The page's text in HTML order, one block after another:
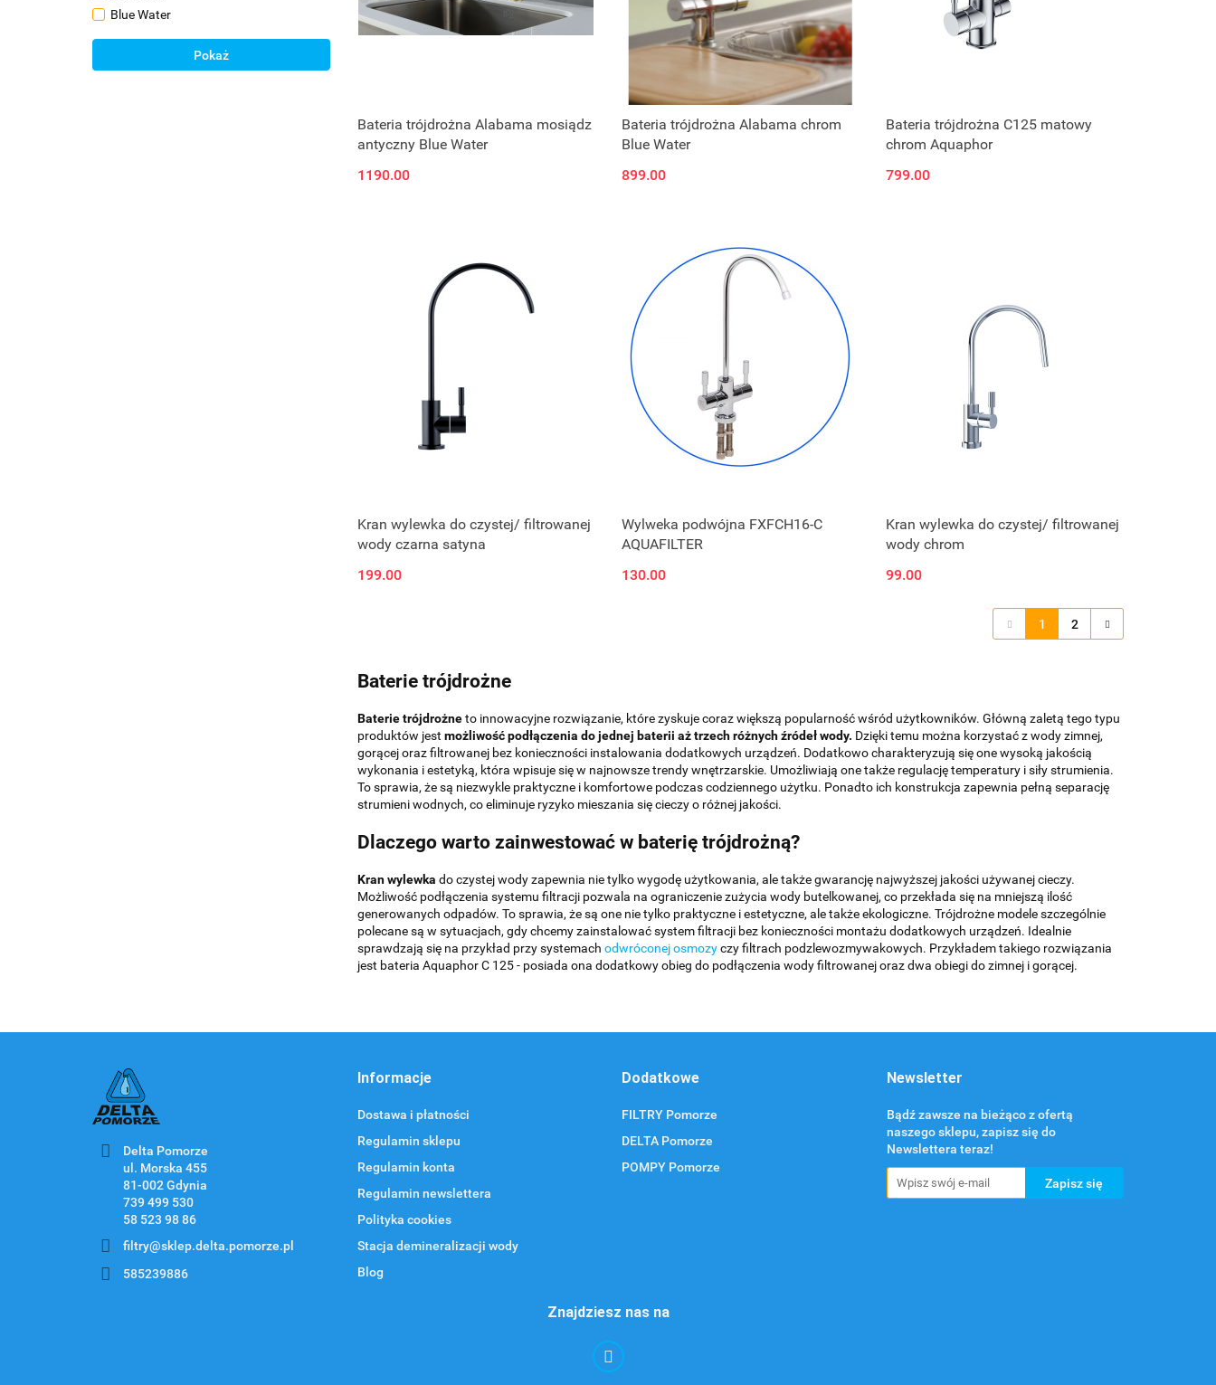
Blue Water
Pokaż
Zapytaj o cenę
Bateria trójdrożna Alabama mosiądz
antyczny Blue Water
1190.00
Zapytaj o cenę
Bateria trójdrożna Alabama chrom
Blue Water
899.00
Bateria trójdrożna C125 matowy
chrom Aquaphor
799.00
Kran wylewka do czystej/ filtrowanej
wody czarna satyna
199.00
Wylweka podwójna FXFCH16-C
AQUAFILTER
130.00
Kran wylewka do czystej/ filtrowanej
wody chrom
99.00
1 2
Baterie trójdrożne
Baterie trójdrożneto innowacyjne rozwiązanie, które zyskuje coraz większą popularność wśród użytkowników. Główną zaletą tego typu
produktów jest możliwość podłączenia do jednej baterii aż trzech różnych źródeł wody. Dzięki temu można korzystać z wody zimnej,
gorącej oraz filtrowanej bez konieczności instalowania dodatkowych urządzeń. Dodatkowo charakteryzują się one wysoką jakością
wykonania i estetyką, która wpisuje się w najnowsze trendy wnętrzarskie. Umożliwiają one także regulację temperatury i siły strumienia.
To sprawia, że są niezwykle praktyczne i komfortowe podczas codziennego użytku. Ponadto ich konstrukcja zapewnia pełną separację
strumieni wodnych, co eliminuje ryzyko mieszania się cieczy o różnej jakości.
Dlaczego warto zainwestować w baterię trójdrożną?
Kran wylewka do czystej wody zapewnia nie tylko wygodę użytkowania, ale także gwarancję najwyższej jakości używanej cieczy.
Możliwość podłączenia systemu filtracji pozwala na ograniczenie zużycia wody butelkowanej, co przekłada się na mniejszą ilość
generowanych odpadów. To sprawia, że są one nie tylko praktyczne i estetyczne, ale także ekologiczne. Trójdrożne modele szczególnie
polecane są w sytuacjach, gdy chcemy zainstalować system filtracji bez konieczności montażu dodatkowych urządzeń. Idealnie
sprawdzają się na przykład przy systemach odwróconej osmozyczy filtrach podzlewozmywakowych. Przykładem takiego rozwiązania
jest bateria Aquaphor C 125 - posiada ona dodatkowy obieg do podłączenia wody filtrowanej oraz dwa obiegi do zimnej i gorącej.
Delta Pomorze
ul. Morska 455
739 499 530
58 523 98 86
filtry@sklep.delta.pomorze.pl
585239886
Informacje
Dostawa i płatności
Regulamin sklepu
Regulamin konta
Regulamin newslettera
Polityka cookies
Stacja demineralizacji wody
Blog
Dodatkowe
FILTRY Pomorze
DELTA Pomorze
POMPY Pomorze
Newsletter
Bądź zawsze na bieżąco z ofertą
naszego sklepu, zapisz się do
Newslettera teraz!
Znajdziesz nas na